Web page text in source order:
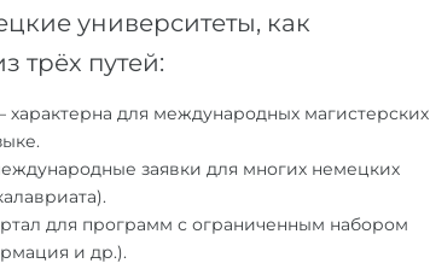
университеты, как
трёх путей:
характерна для международных магистерских
заявки для многих немецких
для программ с ограниченным набором
и др.).